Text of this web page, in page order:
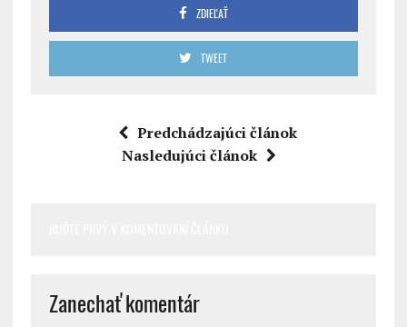
ZDIEĽAŤ
TWEET
Predchádzajúci článok
Nasledujúci článok
Zanechať komentár